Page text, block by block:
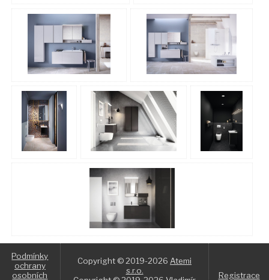
Podmínky
ochrany
osobních
Copyright © 2019-2026 Atemi
s.r.o.
Registrace